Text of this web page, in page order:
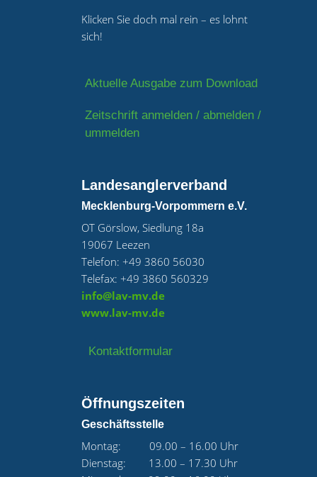
Klicken Sie doch mal rein – es lohnt
sich!
Aktuelle Ausgabe zum Download
Zeitschrift anmelden / abmelden /
ummelden
Landesanglerverband
Mecklenburg-Vorpommern e.V.
OT Görslow, Siedlung 18a
19067 Leezen
Telefon: +49 3860 56030
Telefax: +49 3860 560329
info@lav-mv.de
www.lav-mv.de
Kontaktformular
Öffnungszeiten
Geschäftsstelle
Montag: 09.00 – 16.00 Uhr
Dienstag: 13.00 – 17.30 Uhr